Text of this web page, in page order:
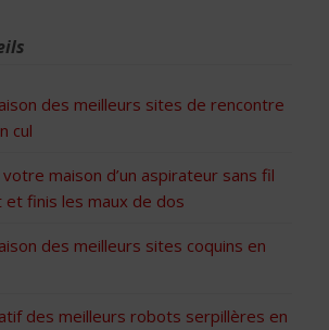
des meilleurs sites de rencontre
cul
votre maison d’un aspirateur sans fil
et finis les maux de dos
des meilleurs sites coquins en
des meilleurs robots serpillères en